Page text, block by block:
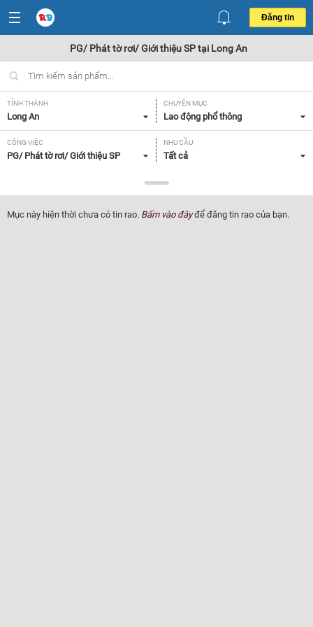
Đăng tin
PG/ Phát tờ rơi/ Giới thiệu SP tại Long An
TỈNH THÀNH
Long An
CHUYÊN MỤC
Lao động phổ thông
CÔNG VIỆC
PG/ Phát tờ rơi/ Giới thiệu SP
NHU CẦU
Tất cả
Tất cả
Mục này hiện thời chưa có tin rao. Bấm vào đâyđể đăng tin rao của bạn.